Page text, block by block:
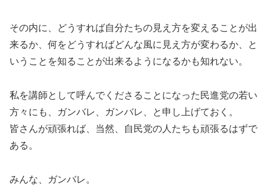
その内に、どうすれば自分たちの見え方を変えることが出
来るか、何をどうすればどんな風に見え方が変わるか、と
いうことを知ることが出来るようになるかも知れない。
私を講師として呼んでくださることになった民進党の若い
方々にも、ガンバレ、ガンバレ、と申し上げておく。
皆さんが頑張れば、当然、自民党の人たちも頑張るはずで
ある。
みんな、ガンバレ。